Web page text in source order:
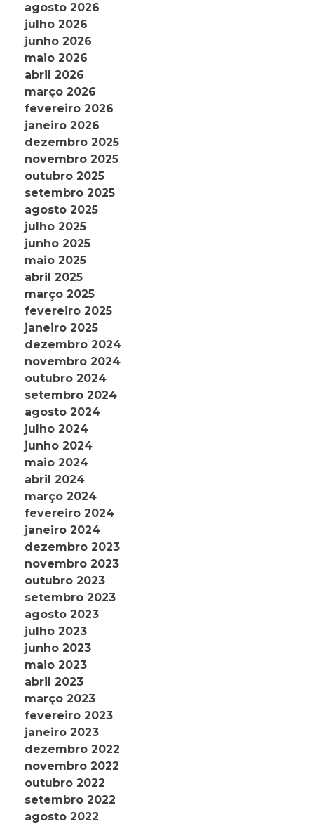
agosto 2026
julho 2026
junho 2026
maio 2026
abril 2026
março 2026
fevereiro 2026
janeiro 2026
dezembro 2025
novembro 2025
outubro 2025
setembro 2025
agosto 2025
julho 2025
junho 2025
maio 2025
abril 2025
março 2025
fevereiro 2025
janeiro 2025
dezembro 2024
novembro 2024
outubro 2024
setembro 2024
agosto 2024
julho 2024
junho 2024
maio 2024
abril 2024
março 2024
fevereiro 2024
janeiro 2024
dezembro 2023
novembro 2023
outubro 2023
setembro 2023
agosto 2023
julho 2023
junho 2023
maio 2023
abril 2023
março 2023
fevereiro 2023
janeiro 2023
dezembro 2022
novembro 2022
outubro 2022
setembro 2022
agosto 2022